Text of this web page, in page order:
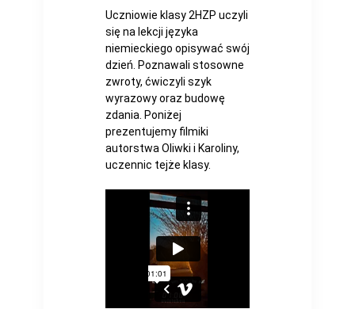
Uczniowie klasy 2HZP uczyli
się na lekcji języka
niemieckiego opisywać swój
dzień. Poznawali stosowne
zwroty, ćwiczyli szyk
wyrazowy oraz budowę
zdania. Poniżej
prezentujemy filmiki
autorstwa Oliwki i Karoliny,
uczennic tejże klasy.